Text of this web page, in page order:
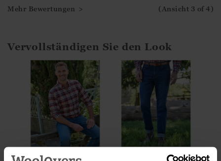
Mit freundlichen Grüßen,
Mehr Bewertungen > (Ansicht 3 of 4)
Vervollständigen Sie den Look
Kariertes
Douglas-Jeans im